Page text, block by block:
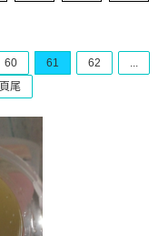
60 61 62
...
頁尾